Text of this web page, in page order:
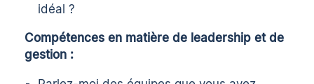
idéal ?
Compétences en matière de leadership et de
gestion :